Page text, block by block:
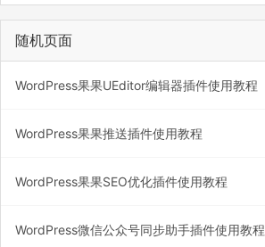
随机页面
WordPress果果UEditor编辑器插件使用教程
WordPress果果推送插件使用教程
WordPress果果SEO优化插件使用教程
WordPress微信公众号同步助手插件使用教程